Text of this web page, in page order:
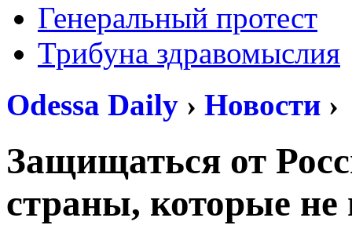
Генеральный протест
Трибуна здравомыслия
Odessa Daily › Новости ›
Защищаться от
страны, которые